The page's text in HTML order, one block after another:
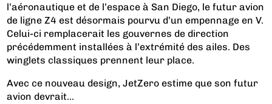
l’aéronautique et de l’espace à San Diego, le futur avion
de ligne Z4 est désormais pourvu d’un empennage en V.
Celui-ci remplacerait les gouvernes de direction
précédemment installées à l’extrémité des ailes. Des
winglets classiques prennent leur place.
Avec ce nouveau design, JetZero estime que son futur
avion devrait...